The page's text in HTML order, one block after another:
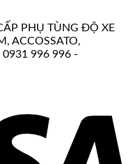
PHỤ TÙNG ĐỘ XE
ACCOSSATO,
996 996 -